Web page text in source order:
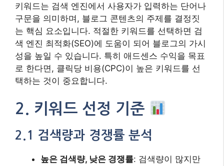
키워드는 검색 엔진에서 사용자가 입력하는 단어나
구문을 의미하며, 블로그 콘텐츠의 주제를 결정짓
는 핵심 요소입니다. 적절한 키워드를 선택하면 검
색 엔진 최적화(SEO)에 도움이 되어 블로그의 가시
성을 높일 수 있습니다. 특히 애드센스 수익을 목표
로 한다면, 클릭당 비용(CPC)이 높은 키워드를 선
택하는 것이 중요합니다.
2. 키워드 선정 기준
2.1 검색량과 경쟁률 분석
높은 검색량, 낮은 경쟁률: 검색량이 많지만